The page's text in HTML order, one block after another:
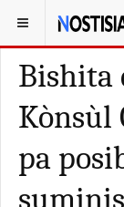
YOU ARE HERE:
Bishita
Kònsùl
pa